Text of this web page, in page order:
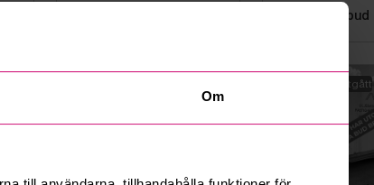
Om
bud
Objektet har utgått